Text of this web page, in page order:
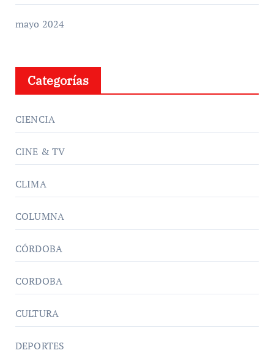
mayo 2024
Categorías
CIENCIA
CINE & TV
CLIMA
COLUMNA
CÓRDOBA
CORDOBA
CULTURA
DEPORTES